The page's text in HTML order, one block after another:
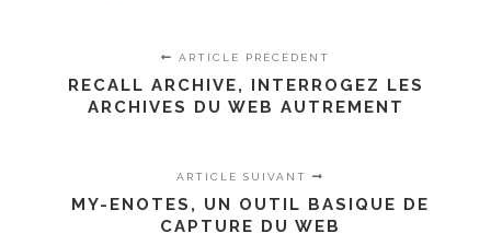
ARTICLE PRÉCÉDENT
RECALL ARCHIVE, INTERROGEZ LES
ARCHIVES DU WEB AUTREMENT
ARTICLE SUIVANT
MY-ENOTES, UN OUTIL BASIQUE DE
CAPTURE DU WEB